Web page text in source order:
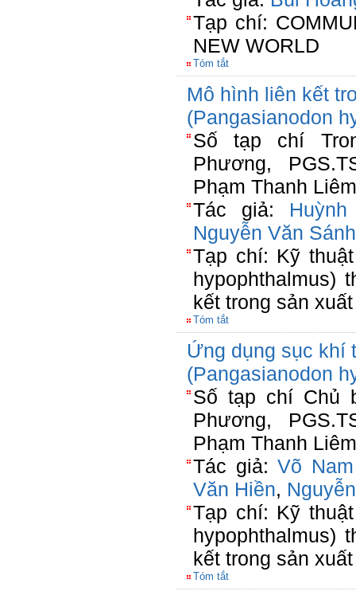
Tạp chí:
NEW WORLD
Tóm tắt
Mô hình liên kết
(Pangasianodon
Số tạp chí
Phương,
Phạm Thanh
Tác giả:
Nguyễn Văn Sánh
Tạp chí: Kỹ
hypophthalmus)
kết trong sản xuất
Tóm tắt
Ứng dụng sục khí
(Pangasianodon
Số tạp chí Chủ
Phương,
Phạm Thanh
Tác giả: Võ
Văn Hiền,
Tạp chí: Kỹ
hypophthalmus)
kết trong sản xuất
Tóm tắt